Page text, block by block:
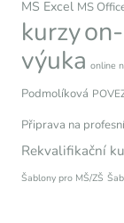
MS Excel MS
kurzy
výuka online
Podmolíková
Připrava na
Rekvalifikační
Šablony pro MŠ/ZŠ